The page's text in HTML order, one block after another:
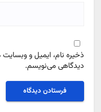
ذخیره نام، ایمیل و وبسایت
دیدگاهی می‌نویسم.